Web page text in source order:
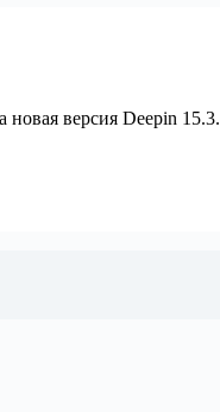
версия Deepin 15.3.